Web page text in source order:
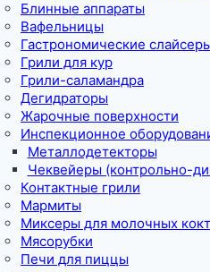
Блинные аппараты
Вафельницы
Гастрономические
Грили для кур
Грили-саламандра
Дегидраторы
Жарочные поверхности
Инспекционное
Металлодетекторы
Чеквейеры (контрольно-
Контактные грили
Мармиты
Миксеры для молочных
Мясорубки
Печи для пиццы